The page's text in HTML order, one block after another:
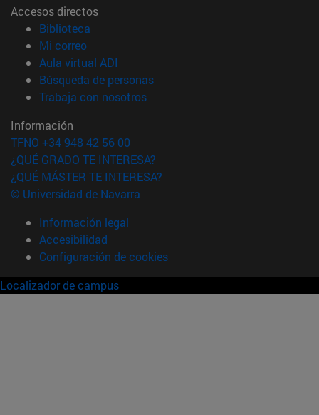
Accesos directos
Biblioteca
Mi correo(abre en nueva ventana)
Aula virtual ADI
Búsqueda de personas(abre en nueva ventana)
Trabaja con nosotros(abre en nueva ventana)
Información
TFNO +34 948 42 56 00
¿QUÉ GRADO TE INTERESA?
¿QUÉ MÁSTER TE INTERESA?
© Universidad de Navarra
Información legal
Accesibilidad
Configuración de cookies
Localizador de campus